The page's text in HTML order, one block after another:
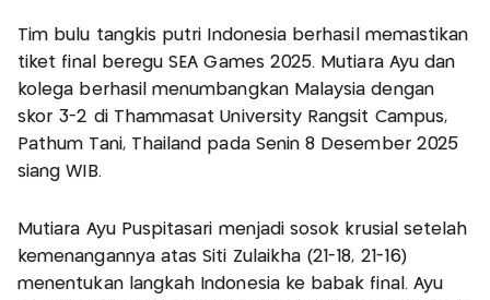
Tim bulu tangkis putri Indonesia berhasil memastikan
tiket final beregu SEA Games 2025. Mutiara Ayu dan
kolega berhasil menumbangkan Malaysia dengan
skor 3-2 di Thammasat University Rangsit Campus,
Pathum Tani, Thailand pada Senin 8 Desember 2025
siang WIB.
Mutiara Ayu Puspitasari menjadi sosok krusial setelah
kemenangannya atas Siti Zulaikha (21-18, 21-16)
menentukan langkah Indonesia ke babak final. Ayu